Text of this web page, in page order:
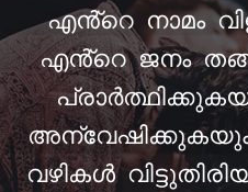
എൻ്റെ നാമം
എൻ്റെ ജനം
വഴികൾ